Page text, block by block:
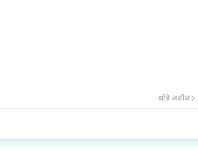
थोडे नवीन